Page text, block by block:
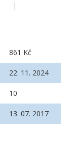
861 Kč
22. 11. 2024
10
13. 07. 2017